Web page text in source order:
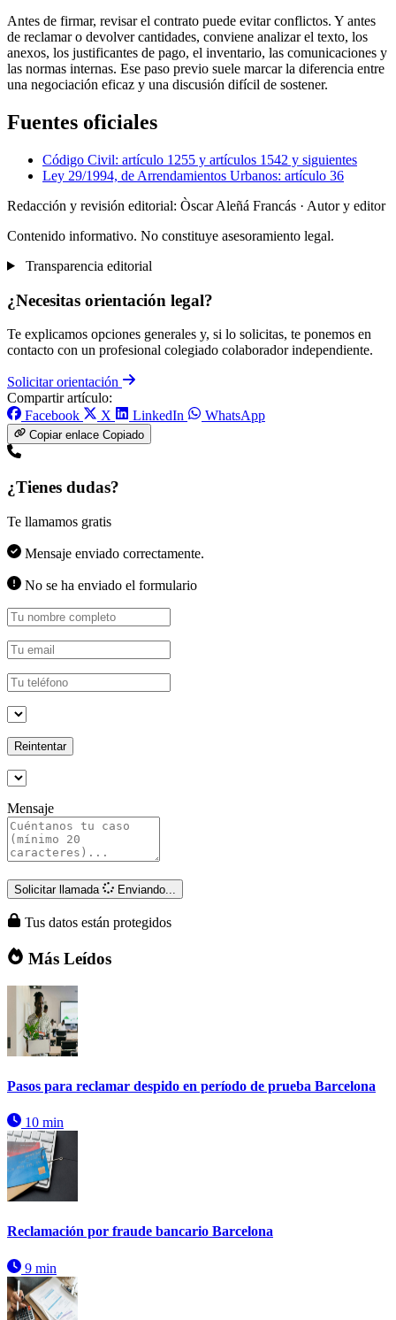
Antes de firmar, revisar el contrato puede evitar conflictos. Y antes
de reclamar o devolver cantidades, conviene analizar el texto, los
anexos, los justificantes de pago, el inventario, las comunicaciones y
las normas internas. Ese paso previo suele marcar la diferencia entre
una negociación eficaz y una discusión difícil de sostener.
Fuentes oficiales
Código Civil: artículo 1255 y artículos 1542 y siguientes
Ley 29/1994, de Arrendamientos Urbanos: artículo 36
Redacción y revisión editorial: Òscar Aleñá Francás · Autor y editor
Contenido informativo. No constituye asesoramiento legal.
Transparencia editorial
¿Necesitas orientación legal?
Te explicamos opciones generales y, si lo solicitas, te ponemos en
contacto con un profesional colegiado colaborador independiente.
Solicitar orientación
Compartir artículo:
Facebook
X LinkedIn WhatsApp
Copiar enlace Copiado
¿Tienes dudas?
Te llamamos gratis
Mensaje enviado correctamente.
No se ha enviado el formulario
Reintentar
Mensaje
Solicitar llamada Enviando...
Tus datos están protegidos
Más Leídos
Pasos para reclamar despido en período de prueba Barcelona
10 min
Reclamación por fraude bancario Barcelona
9 min